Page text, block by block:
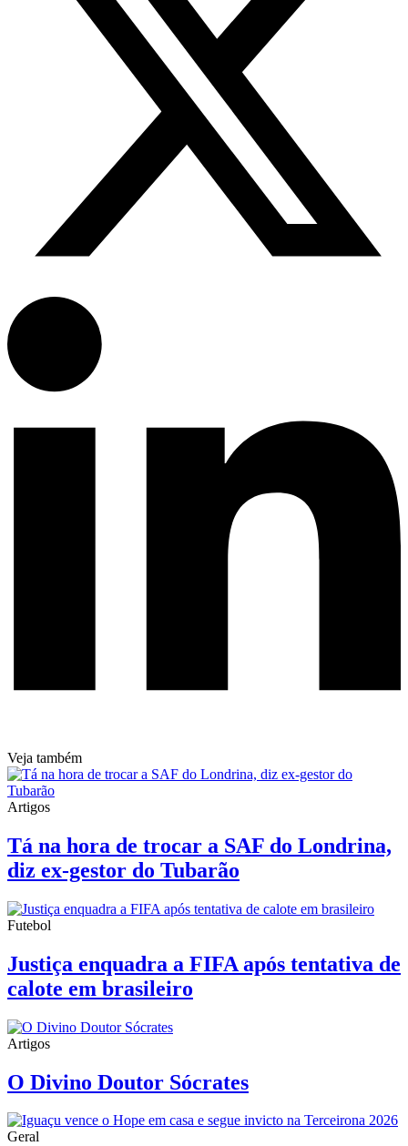
Veja também
Artigos
Tá na hora de trocar a SAF do Londrina,
diz ex-gestor do Tubarão
Futebol
Justiça enquadra a FIFA após tentativa de
calote em brasileiro
Artigos
O Divino Doutor Sócrates
Geral